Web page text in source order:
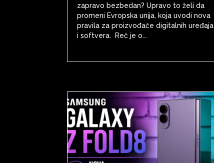
zapravo bezbedan? Upravo to želi da
promeni Evropska unija, koja uvodi nova
pravila za proizvođače digitalnih uređaja
i softvera. Reč je o...